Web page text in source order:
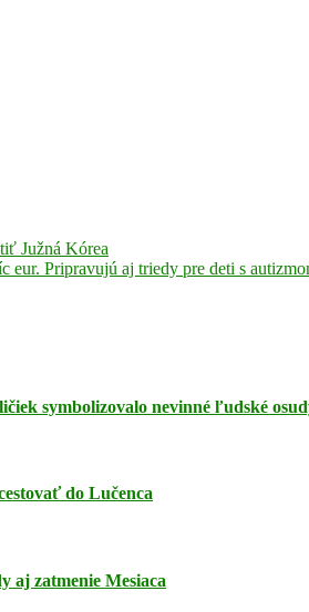
Južná Kórea
eur. Pripravujú aj triedy pre deti s
symbolizovalo nevinné ľudské
do Lučenca
aj zatmenie Mesiaca